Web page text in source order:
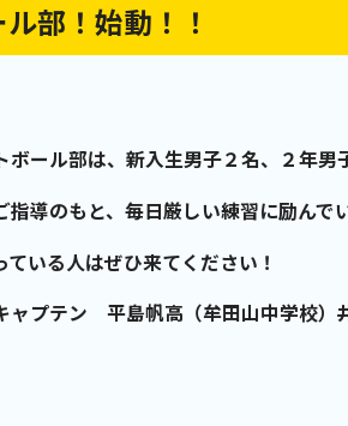
部！始動！！
ボール部は、新入生男子２名、２年男
導のもと、毎日厳しい練習に励んでい
いる人はぜひ来てください！
ャプテン 平島帆高（牟田山中学校）